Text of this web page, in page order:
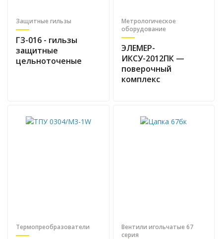
Защитные гильзы
ГЗ-016 - гильзы
защитные
цельноточеные
Метрологическое
оборудование
ЭЛЕМЕР-
ИКСУ-2012ПК —
поверочный
комплекс
Термопреобразователи
Вентили игольчатые 67
серия